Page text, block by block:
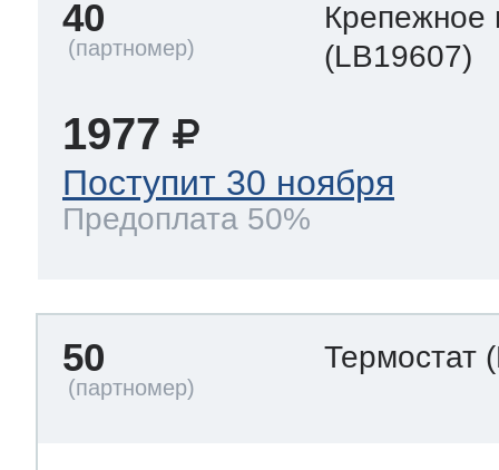
40
Крепежное
(LB19607)
1977
Поступит 30 ноября
Предоплата 50%
50 Термостат